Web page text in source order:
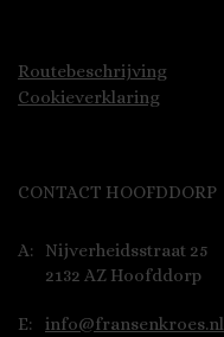
Routebeschrijving
Cookieverklaring
CONTACT HOOFDDORP
A:
Nijverheidsstraat 25
2132 AZ Hoofddorp
E: info@fransenkroes.nl